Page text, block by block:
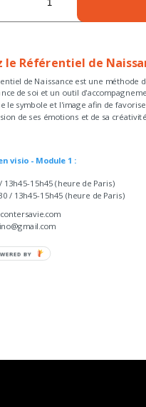
le Référentiel de
de Naissance est une méthode
de soi et un outil
le symbole et l'image afin de
de ses émotions et de sa
visio - Module 1 :
13h45-15h45 (heure de Paris)
/ 13h45-15h45 (heure de Paris)
BY